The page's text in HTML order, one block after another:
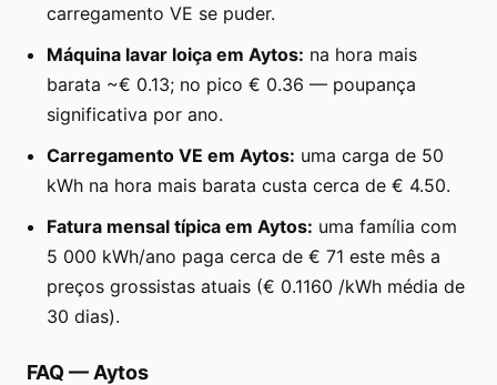
carregamento VE se puder.
Máquina lavar loiça em Aytos: na hora mais
barata ~€ 0.13; no pico € 0.36 — poupança
significativa por ano.
Carregamento VE em Aytos: uma carga de 50
kWh na hora mais barata custa cerca de € 4.50.
Fatura mensal típica em Aytos: uma família com
5 000 kWh/ano paga cerca de € 71 este mês a
preços grossistas atuais (€ 0.1160 /kWh média de
30 dias).
FAQ — Aytos